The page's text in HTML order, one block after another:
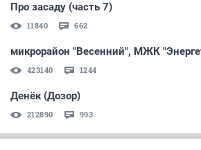
Про засаду (часть 7)
11840 662
микрорайон "Весенний", МЖК
423140 1244
Денёк (Дозор)
212890 993